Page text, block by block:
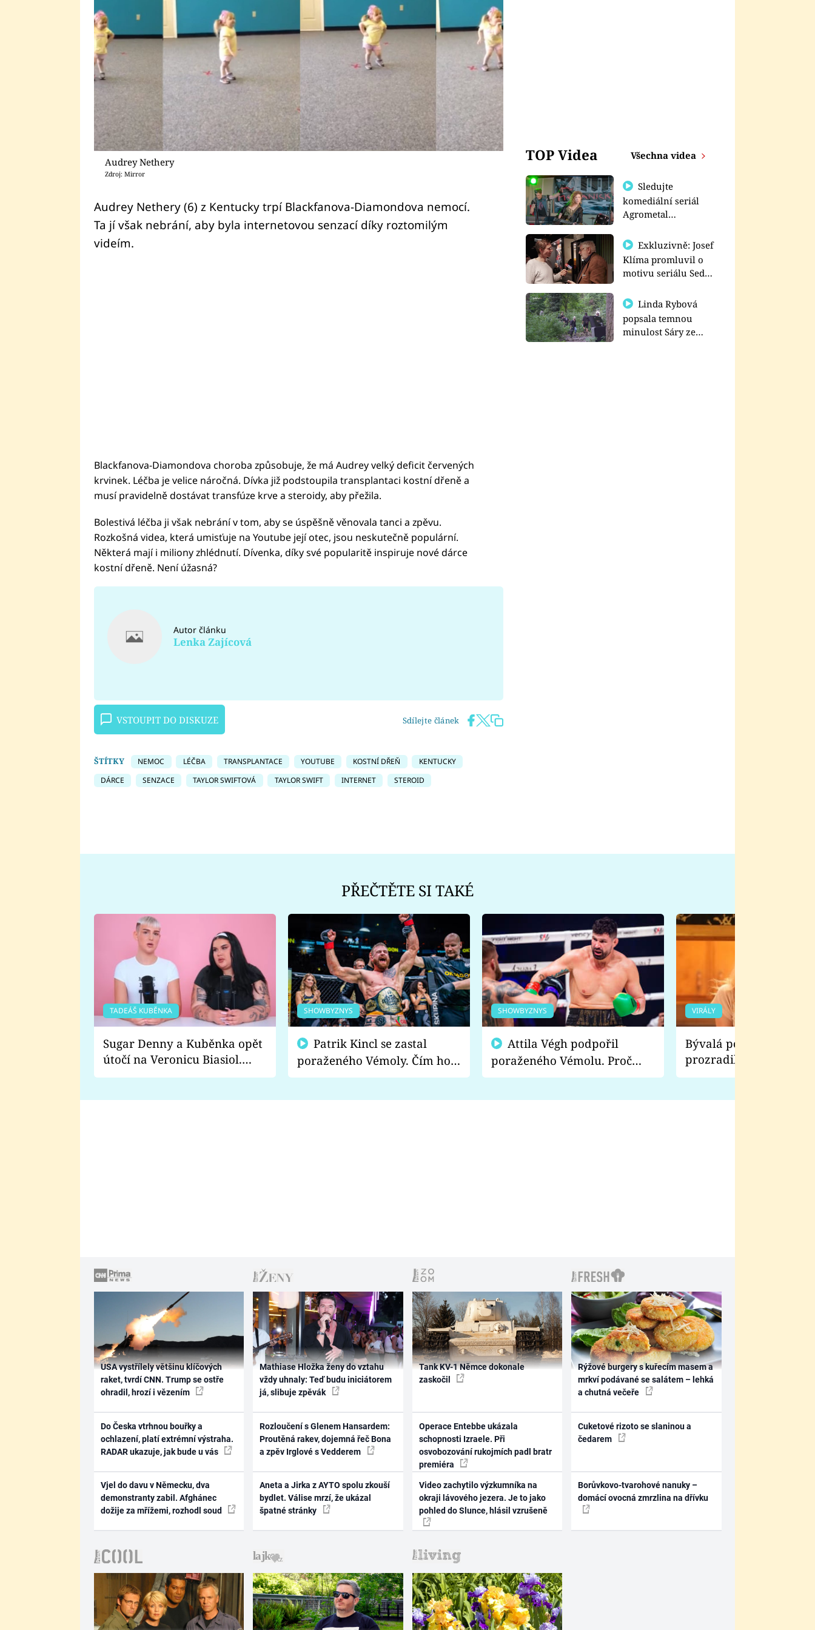
Audrey Nethery
Zdroj: Mirror
Audrey Nethery (6) z Kentucky trpí Blackfanova-Diamondova nemocí.
Ta jí však nebrání, aby byla internetovou senzací díky roztomilým
videím.
Blackfanova-Diamondova choroba způsobuje, že má Audrey velký deficit červených
krvinek. Léčba je velice náročná. Dívka již podstoupila transplantaci kostní dřeně a
musí pravidelně dostávat transfúze krve a steroidy, aby přežila.
Bolestivá léčba ji však nebrání v tom, aby se úspěšně věnovala tanci a zpěvu.
Rozkošná videa, která umisťuje na Youtube její otec, jsou neskutečně populární.
Některá mají i miliony zhlédnutí. Dívenka, díky své popularitě inspiruje nové dárce
kostní dřeně. Není úžasná?
Autor článku
Lenka Zajícová
VSTOUPIT DO DISKUZE Sdílejte článek
ŠTÍTKY NEMOC LÉČBA TRANSPLANTACE YOUTUBE KOSTNÍ DŘEŇ
KENTUCKY
DÁRCE
SENZACE TAYLOR SWIFTOVÁ TAYLOR SWIFT INTERNET STEROID
TOP Videa Všechna videa
Sledujte
komediální seriál
Agrometal
prima+
Exkluzivně: Josef
Klíma promluvil o
motivu seriálu Sedm
Linda Rybová
popsala temnou
minulost Sáry ze
PŘEČTĚTE SI TAKÉ
TADEÁŠ KUBĚNKA
Sugar Denny a Kuběnka opět
útočí na Veronicu Biasiol.
Proč je podle nich falešná a
SHOWBYZNYS
poraženého Vémoly. Čím ho
fanoušci naštvali?
SHOWBYZNYS
poraženého Vémolu. Proč
chce raději zápasit s ním než
VIRÁLY
Bývalá pornoherečka
prozradila, co ji
natáčení Euforie.
USA vystřílely většinu klíčových
raket, tvrdí CNN. Trump se ostře
ohradil, hrozí i vězením
Do Česka vtrhnou bouřky a
ochlazení, platí extrémní výstraha.
RADAR ukazuje, jak bude u vás
Vjel do davu v Německu, dva
demonstranty zabil. Afghánec
dožije za mřížemi, rozhodl soud
Mathiase Hložka ženy do vztahu
vždy uhnaly: Teď budu iniciátorem
já, slibuje zpěvák
Rozloučení s Glenem Hansardem:
Proutěná rakev, dojemná řeč Bona
a zpěv Irglové s Vedderem
Aneta a Jirka z AYTO spolu zkouší
bydlet. Válise mrzí, že ukázal
špatné stránky
Tank KV-1 Němce dokonale
zaskočil
Operace Entebbe ukázala
schopnosti Izraele. Při
osvobozování rukojmích padl bratr
premiéra
Video zachytilo výzkumníka na
okraji lávového jezera. Je to jako
pohled do Slunce, hlásil vzrušeně
Rýžové burgery s kuřecím masem a
mrkví podávané se salátem – lehká
a chutná večeře
Cuketové rizoto se slaninou a
čedarem
Borůvkovo-tvarohové nanuky –
domácí ovocná zmrzlina na dřívku